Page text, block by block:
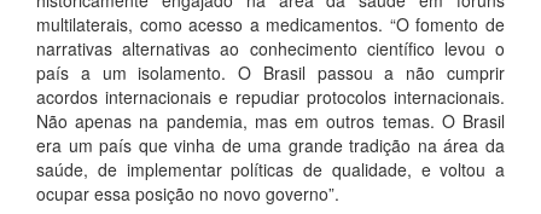
multilaterais, como acesso a medicamentos. “O fomento de
narrativas alternativas ao conhecimento científico levou o
país a um isolamento. O Brasil passou a não cumprir
acordos internacionais e repudiar protocolos internacionais.
Não apenas na pandemia, mas em outros temas. O Brasil
era um país que vinha de uma grande tradição na área da
saúde, de implementar políticas de qualidade, e voltou a
ocupar essa posição no novo governo”.